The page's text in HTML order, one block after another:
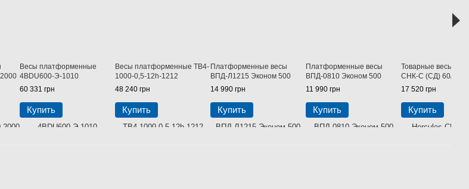
Весы платформенные
4BDU600-Э-1010
60 331 грн
Купить
Весы платформенные ТВ4-
1000-0,5-12h-1212
48 240 грн
Купить
Платформенные весы
ВПД-Л1215 Эконом 500
14 990 грн
Купить
Платформенные весы
ВПД-0810 Эконом 500
11 990 грн
Купить
Товарные весы
СНК-С (СД) 60/150
17 520 грн
Купить